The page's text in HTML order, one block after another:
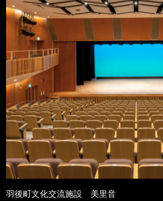
羽後町文化交流施設 美里音